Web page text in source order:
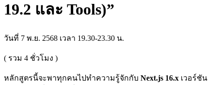
19.2 และ Tools)”
วันที่ 7 พ.ย. 2568 เวลา 19.30-23.30 น.
( รวม 4 ชั่วโมง )
หลักสูตรนี้จะพาทุกคนไปทำความรู้จักกับ Next.js 16.x เวอร์ชัน